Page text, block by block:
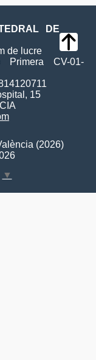
DE
de lucre
Primera CV-01-
15
(2026)
▼